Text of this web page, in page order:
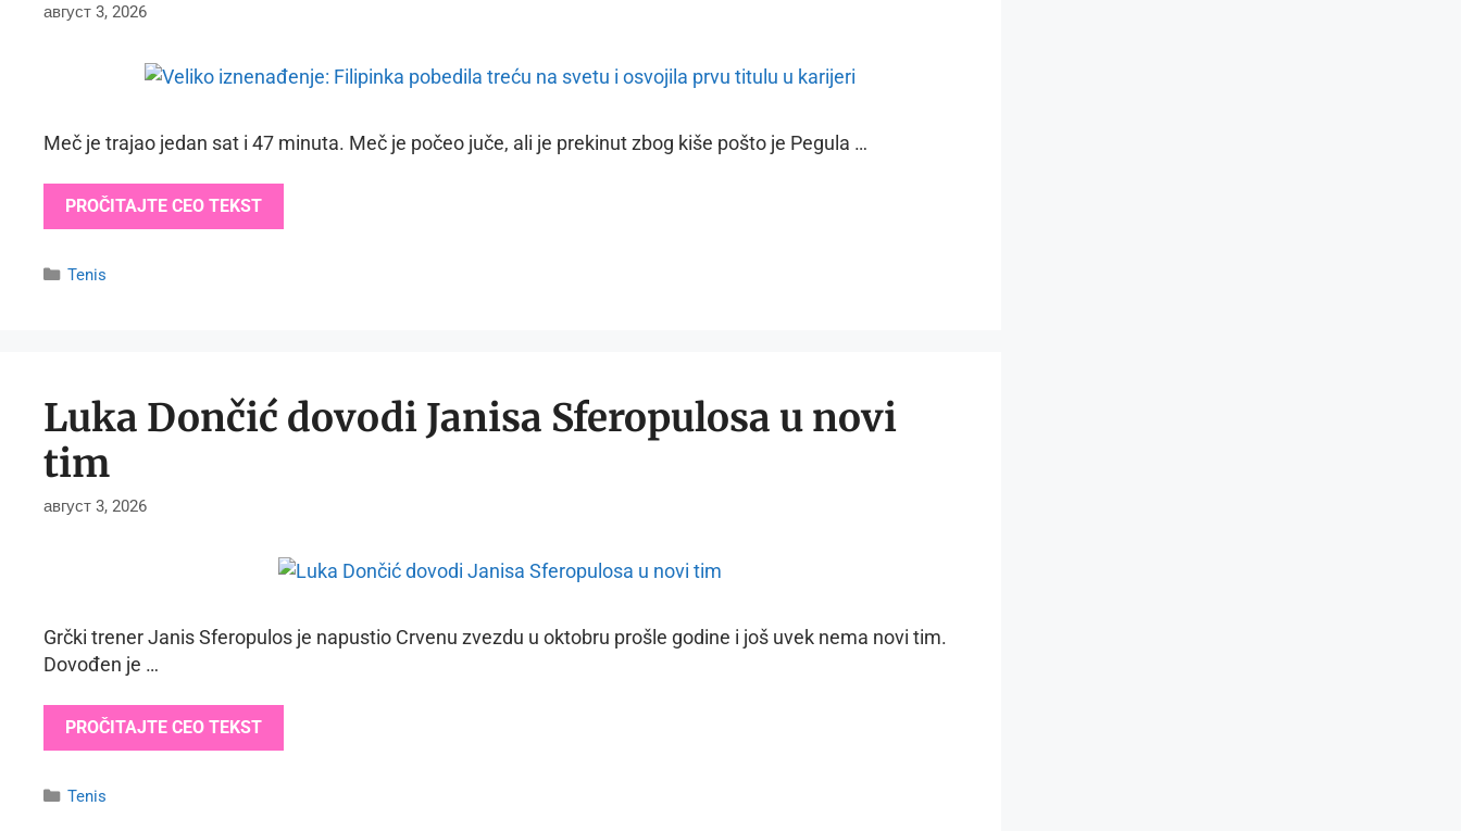
август 3, 2026
Meč je trajao jedan sat i 47 minuta. Meč je počeo juče, ali je prekinut zbog kiše pošto je Pegula …
PROČITAJTE CEO TEKST
Categories
Tenis
Luka Dončić dovodi Janisa Sferopulosa u novi
tim
август 3, 2026
Grčki trener Janis Sferopulos je napustio Crvenu zvezdu u oktobru prošle godine i još uvek nema novi tim.
Dovođen je …
PROČITAJTE CEO TEKST
Categories
Tenis